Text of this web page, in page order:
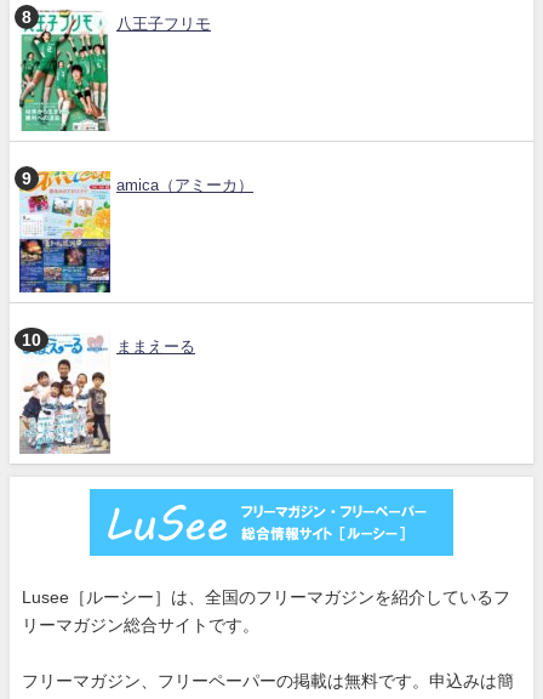
八王子フリモ
amica（アミーカ）
ままえーる
Lusee［ルーシー］は、全国のフリーマガジンを紹介しているフ
リーマガジン総合サイトです。
フリーマガジン、フリーペーパーの掲載は無料です。申込みは簡